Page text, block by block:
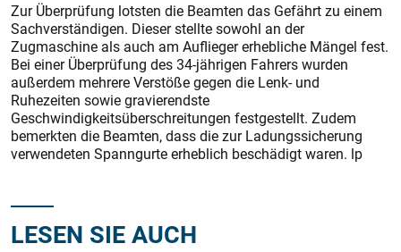
Zur Überprüfung lotsten die Beamten das Gefährt zu einem
Sachverständigen. Dieser stellte sowohl an der
Zugmaschine als auch am Auflieger erhebliche Mängel fest.
Bei einer Überprüfung des 34-jährigen Fahrers wurden
außerdem mehrere Verstöße gegen die Lenk- und
Ruhezeiten sowie gravierendste
Geschwindigkeitsüberschreitungen festgestellt. Zudem
bemerkten die Beamten, dass die zur Ladungssicherung
verwendeten Spanngurte erheblich beschädigt waren. lp
LESEN SIE AUCH